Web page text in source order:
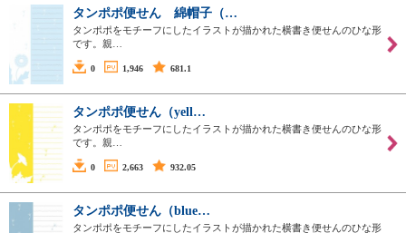
タンポポ便せん 綿帽子（…
タンポポをモチーフにしたイラストが描かれた横書き便せんのひな形
です。親…
0 1,946 681.1
タンポポ便せん（yell…
タンポポをモチーフにしたイラストが描かれた横書き便せんのひな形
です。親…
0 2,663 932.05
タンポポ便せん（blue…
タンポポをモチーフにしたイラストが描かれた横書き便せんのひな形